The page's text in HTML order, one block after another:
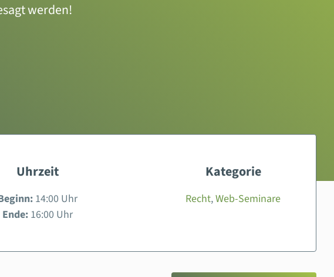
werden!
Uhrzeit
14:00 Uhr
Ende: 16:00 Uhr
Kategorie
Recht,Web-Seminare